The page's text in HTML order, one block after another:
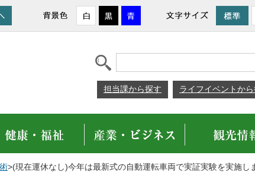
担当課から探す ライフイベントか
>(現在運休なし)今年は最新式の自動運転車両で実証実験を実施し